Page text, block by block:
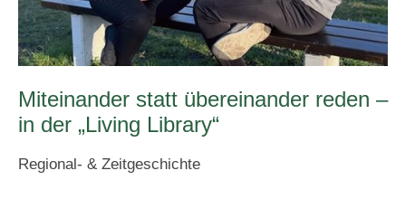
Miteinander statt übereinander reden –
in der „Living Library“
Regional- & Zeitgeschichte